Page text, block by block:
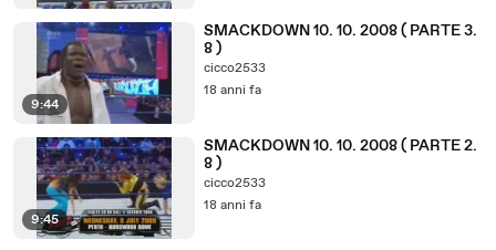
9:44
SMACKDOWN 10. 10. 2008 ( PARTE 3.
8 )
cicco2533
18 anni fa
9:45
SMACKDOWN 10. 10. 2008 ( PARTE 2.
8 )
cicco2533
18 anni fa